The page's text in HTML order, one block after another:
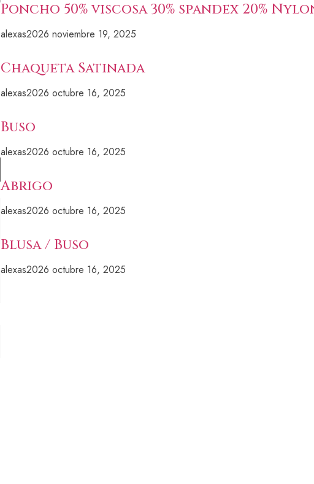
Poncho 50% viscosa 30% spandex 20%
alexas2026 noviembre 19, 2025
Chaqueta Satinada
alexas2026 octubre 16, 2025
Buso
alexas2026 octubre 16, 2025
Abrigo
alexas2026 octubre 16, 2025
Blusa / Buso
alexas2026 octubre 16, 2025